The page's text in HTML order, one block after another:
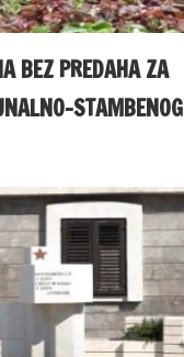
BEZ PREDAHA ZA
STAMBENOG